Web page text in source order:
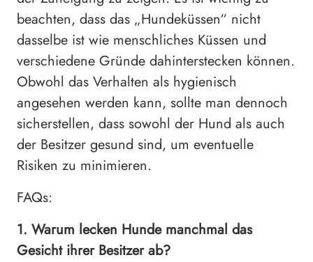
beachten, dass das „Hundeküssen“ nicht
dasselbe ist wie menschliches Küssen und
verschiedene Gründe dahinterstecken können.
Obwohl das Verhalten als hygienisch
angesehen werden kann, sollte man dennoch
sicherstellen, dass sowohl der Hund als auch
der Besitzer gesund sind, um eventuelle
Risiken zu minimieren.
FAQs:
1. Warum lecken Hunde manchmal das
Gesicht ihrer Besitzer ab?